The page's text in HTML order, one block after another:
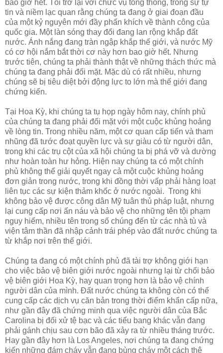
bao giờ hết. Tôi trở lại với chức vụ tổng thống, trong sự tự
tin và niềm lạc quan rằng chúng ta đang ở giai đoạn đầu
của một kỷ nguyên mới đầy phấn khích về thành công của
quốc gia. Một làn sóng thay đổi đang lan rộng khắp đất
nước. Ánh nắng đang tràn ngập khắp thế giới, và nước Mỹ
có cơ hội nắm bắt thời cơ này hơn bao giờ hết. Nhưng
trước tiên, chúng ta phải thành thật về những thách thức mà
chúng ta đang phải đối mặt. Mặc dù có rất nhiều, nhưng
chúng sẽ bị tiêu diệt bởi động lực to lớn mà thế giới đang
chứng kiến.
Tại Hoa Kỳ, khi chúng ta tụ họp ngày hôm nay, chính phủ
của chúng ta đang phải đối mặt với một cuộc khủng hoảng
về lòng tin. Trong nhiều năm, một cơ quan cấp tiến và tham
nhũng đã tước đoạt quyền lực và sự giàu có từ người dân,
trong khi các trụ cột của xã hội chúng ta bị phá vỡ và dường
như hoàn toàn hư hỏng. Hiện nay chúng ta có một chính
phủ không thể giải quyết ngay cả một cuộc khủng hoảng
đơn giản trong nước, trong khi đồng thời vấp phải hàng loạt
liên tục các sự kiện thảm khốc ở nước ngoài. Trong khi
không bảo vệ được công dân Mỹ tuân thủ pháp luật, nhưng
lại cung cấp nơi ẩn náu và bảo vệ cho những tên tội phạm
nguy hiểm, nhiều tên trong số chúng đến từ các nhà tù và
viện tâm thần đã nhập cảnh trái phép vào đất nước chúng ta
từ khắp nơi trên thế giới.
Chúng ta đang có một chính phủ đã tài trợ không giới hạn
cho việc bảo vệ biên giới nước ngoài nhưng lại từ chối bảo
vệ biên giới Hoa Kỳ, hay quan trọng hơn là bảo vệ chính
người dân của mình. Đất nước chúng ta không còn có thể
cung cấp các dịch vụ căn bản trong thời điểm khẩn cấp nữa,
như gần đây đã chứng minh qua việc người dân của Bắc
Carolina bị đối xử tệ bạc và các tiểu bang khác vẫn đang
phải gánh chịu sau cơn bão đã xảy ra từ nhiều tháng trước.
Hay gần đây hơn là Los Angeles, nơi chúng ta đang chứng
kiến ​​những đám cháy vẫn đang bùng cháy một cách thê